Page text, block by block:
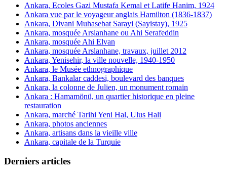
Ankara, Ecoles Gazi Mustafa Kemal et Latife Hanim, 1924
Ankara vue par le voyageur anglais Hamilton (1836-1837)
Ankara, Divani Muhasebat Sarayi (Sayistay), 1925
Ankara, mosquée Arslanhane ou Ahi Serafeddin
Ankara, mosquée Ahi Elvan
Ankara, mosquée Arslanhane, travaux, juillet 2012
Ankara, Yenisehir, la ville nouvelle, 1940-1950
Ankara, le Musée ethnographique
Ankara, Bankalar caddesi, boulevard des banques
Ankara, la colonne de Julien, un monument romain
Ankara : Hamamönü, un quartier historique en pleine
restauration
Ankara, marché Tarihi Yeni Hal, Ulus Hali
Ankara, photos anciennes
Ankara, artisans dans la vieille ville
Ankara, capitale de la Turquie
Derniers articles